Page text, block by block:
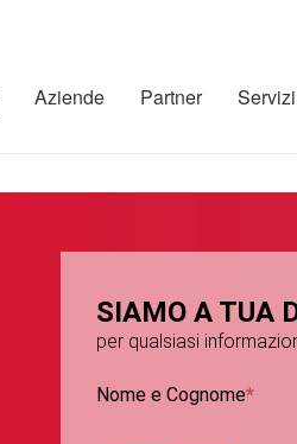
Aziende Partner Servizi
SIAMO A TUA
per qualsiasi
Nome e Cognome